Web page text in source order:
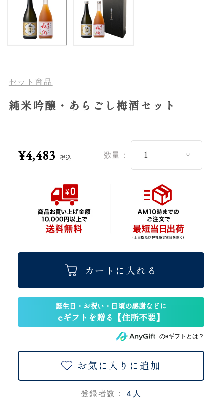
セット商品
純米吟醸・あらごし梅酒セット
¥4,483 税込 数量：
カートに入れる
のeギフトとは？
お気に入りに追加
登録者数： 4人